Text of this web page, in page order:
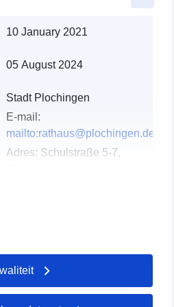
10 January 2021
05 August 2024
Stadt Plochingen
E-mail:
mailto:rathaus@plochingen.de
Adres: Schulstraße 5-7,
Toegevoegd aan data.europa.eu:
21 February 2026
Bijgewerkt op data.europa.eu: